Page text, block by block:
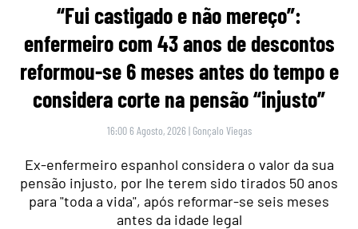
“Fui castigado e não mereço”:
enfermeiro com 43 anos de descontos
reformou-se 6 meses antes do tempo e
considera corte na pensão “injusto”
16:00 6 Agosto, 2026 | Gonçalo Viegas
Ex-enfermeiro espanhol considera o valor da sua
pensão injusto, por lhe terem sido tirados 50 anos
para "toda a vida", após reformar-se seis meses
antes da idade legal